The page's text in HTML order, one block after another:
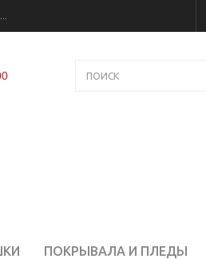
ПОКРЫВАЛА И ПЛЕДЫ